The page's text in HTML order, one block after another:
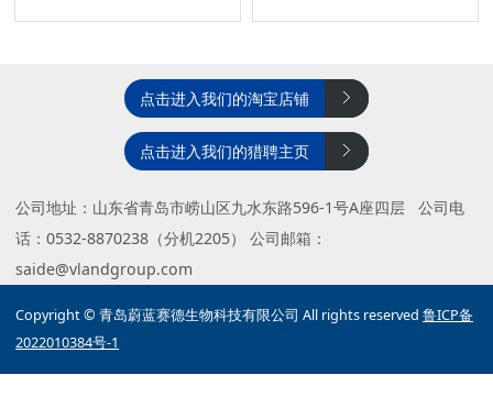
点击进入我们的淘宝店铺
点击进入我们的猎聘主页
公司地址：山东省青岛市崂山区九水东路596-1号A座四层 公司电
话：0532-8870238（分机2205） 公司邮箱：
saide@vlandgroup.com
Copyright © 青岛蔚蓝赛德生物科技有限公司 All rights reserved鲁ICP备
2022010384号-1